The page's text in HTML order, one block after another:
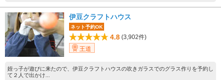
伊豆クラフトハウス
ネット予約OK
4.8 (3,902件)
王道
姪っ子が遊びに来たので、伊豆クラフトハウスの吹きガラスでのグラス作りを予約し
て２人で出かけ...